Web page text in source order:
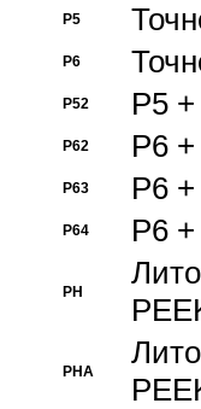
P5
P6
P52 P5
P62 P6
P63 P6
P64 P6
PH
PHA